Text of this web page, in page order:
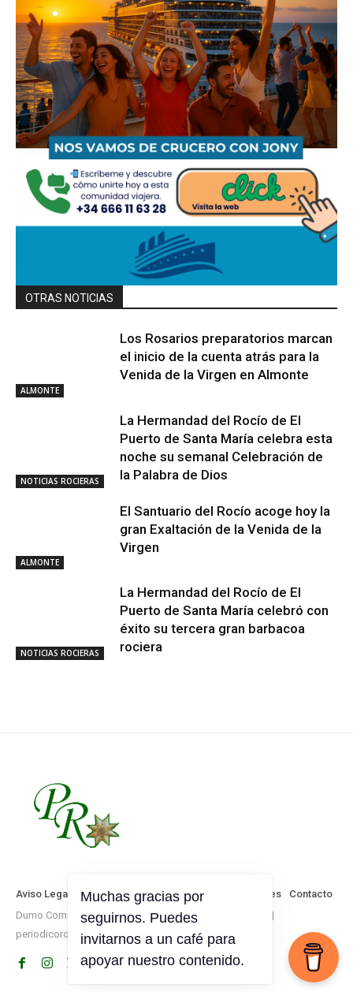
OTRAS NOTICIAS
ALMONTE
Los Rosarios preparatorios marcan
el inicio de la cuenta atrás para la
Venida de la Virgen en Almonte
NOTICIAS ROCIERAS
La Hermandad del Rocío de El
Puerto de Santa María celebra esta
noche su semanal Celebración de
la Palabra de Dios
ALMONTE
El Santuario del Rocío acoge hoy la
gran Exaltación de la Venida de la
Virgen
NOTICIAS ROCIERAS
La Hermandad del Rocío de El
Puerto de Santa María celebró con
éxito su tercera gran barbacoa
rociera
Aviso Legal Política de Privacidad Política de Cookies
Contacto
Dumo Comunicación © Todos los derechos reservados |
periodicorociero.es